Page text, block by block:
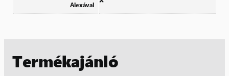
Alexával
Termékajánló